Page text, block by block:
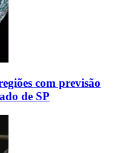
com previsão
de SP